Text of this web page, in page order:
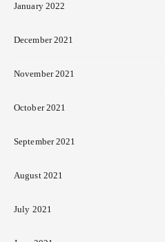
January 2022
December 2021
November 2021
October 2021
September 2021
August 2021
July 2021